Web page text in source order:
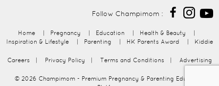
Follow Champimom :
Home | Pregnancy | Education | Health & Beauty
|
Inspiration & Lifestyle
| Parenting | HK Parents Award | Kiddie
Careers | Privacy Policy | Terms and Conditions | Advertising
© 2026 Champimom - Premium Pregnancy & Parenting Education